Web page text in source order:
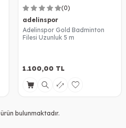
(0)
adelinspor
Adelinspor Gold Badminton
Filesi Uzunluk 5 m
1.100,00 TL
ürün bulunmaktadır.